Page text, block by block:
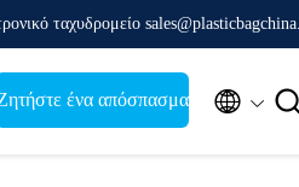
ταχυδρομείο
ένα απόσπασμα  